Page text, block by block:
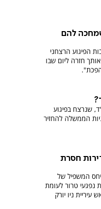
להם
הפיגוע הרצחני
חזרה ליום שבו
שנרצח בפיגוע
הממשלה להחזיר
חסרת
המשפיל של
נפגעי טרור לעומת
עיריית ניו יורק